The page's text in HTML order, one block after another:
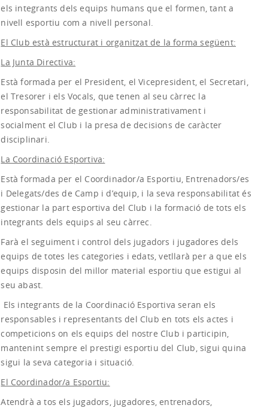
els integrants dels equips humans que el formen, tant a
nivell esportiu com a nivell personal.
El Club està estructurat i organitzat de la forma següent:
La Junta Directiva:
Està formada per el President, el Vicepresident, el Secretari,
el Tresorer i els Vocals, que tenen al seu càrrec la
responsabilitat de gestionar administrativament i
socialment el Club i la presa de decisions de caràcter
disciplinari.
La Coordinació Esportiva:
Està formada per el Coordinador/a Esportiu, Entrenadors/es
i Delegats/des de Camp i d’equip, i la seva responsabilitat és
gestionar la part esportiva del Club i la formació de tots els
integrants dels equips al seu càrrec.
Farà el seguiment i control dels jugadors i jugadores dels
equips de totes les categories i edats, vetllarà per a que els
equips disposin del millor material esportiu que estigui al
seu abast.
Els integrants de la Coordinació Esportiva seran els
responsables i representants del Club en tots els actes i
competicions on els equips del nostre Club i participin,
mantenint sempre el prestigi esportiu del Club, sigui quina
sigui la seva categoria i situació.
El Coordinador/a Esportiu:
Atendrà a tos els jugadors, jugadores, entrenadors,